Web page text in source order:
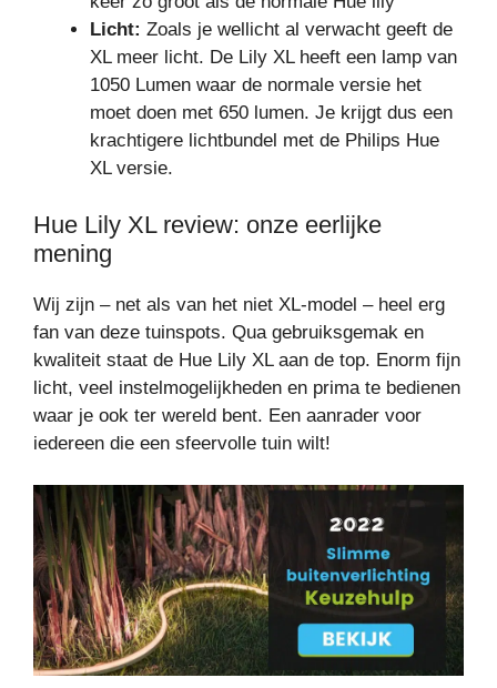
Licht: Zoals je wellicht al verwacht geeft de
XL meer licht. De Lily XL heeft een lamp van
1050 Lumen waar de normale versie het
moet doen met 650 lumen. Je krijgt dus een
krachtigere lichtbundel met de Philips Hue
XL versie.
Hue Lily XL review: onze eerlijke
mening
Wij zijn – net als van het niet XL-model – heel erg
fan van deze tuinspots. Qua gebruiksgemak en
kwaliteit staat de Hue Lily XL aan de top. Enorm fijn
licht, veel instelmogelijkheden en prima te bedienen
waar je ook ter wereld bent. Een aanrader voor
iedereen die een sfeervolle tuin wilt!